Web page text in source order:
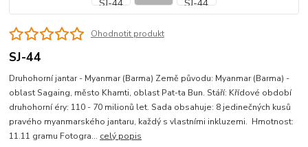
Ohodnotit produkt
SJ-44
Druhohorní jantar - Myanmar (Barma) Země původu: Myanmar (Barma) -
oblast Sagaing, město Khamti, oblast Pat-ta Bun. Stáří: Křídové období
druhohorní éry: 110 - 70 milionů let. Sada obsahuje: 8 jedinečných kusů
pravého myanmarského jantaru, každý s vlastními inkluzemi. Hmotnost:
11.11 gramu Fotogra... celý popis